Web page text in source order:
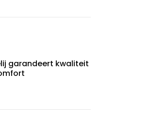
garandeert kwaliteit